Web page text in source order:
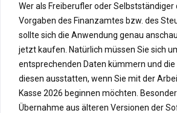
Wer als Freiberufler oder
Vorgaben des Finanzamtes bzw. des
sollte sich die Anwendung genau
jetzt kaufen. Natürlich müssen Sie sich
entsprechenden Daten kümmern und
diesen ausstatten, wenn Sie mit der
Kasse 2026 beginnen möchten.
Übernahme aus älteren Versionen der